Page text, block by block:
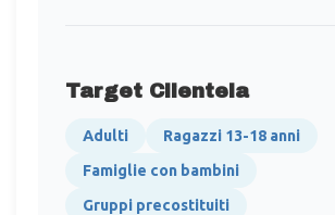
Target Clientela
Adulti
Ragazzi 13-18 anni
Famiglie con bambini
Gruppi precostituiti